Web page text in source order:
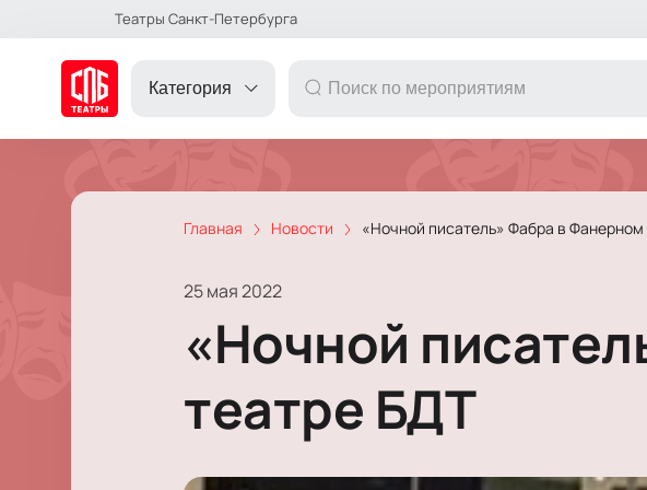
Театры Санкт-Петербурга
Категория
КОНЦЕРТ
ДЕТЯМ
Главная Новости «Ночной писатель» Фабра в
25 мая 2022
«Ночной
театре БДТ